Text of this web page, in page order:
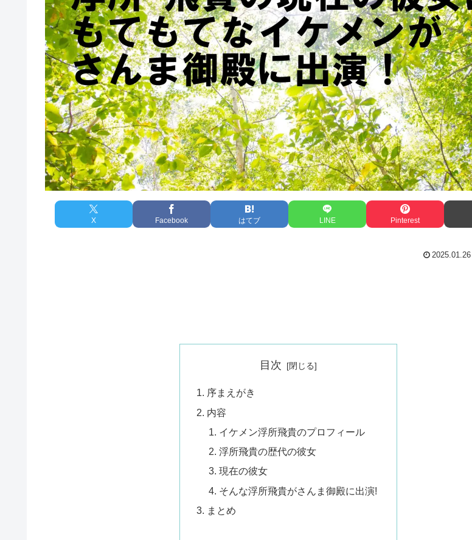
X Facebook はてブ LINE Pinterest
2025.01.26
目次
序まえがき
内容
イケメン浮所飛貴のプロフィール
浮所飛貴の歴代の彼女
現在の彼女
そんな浮所飛貴がさんま御殿に出演!
まとめ